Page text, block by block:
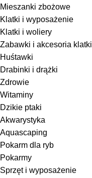
Mieszanki zbożowe
Klatki i wyposażenie
Klatki i woliery
Zabawki i akcesoria klatki
Huśtawki
Drabinki i drążki
Zdrowie
Witaminy
Dzikie ptaki
Akwarystyka
Aquascaping
Pokarm dla ryb
Pokarmy
Sprzęt i wyposażenie